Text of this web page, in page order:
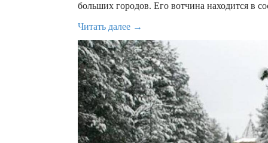
больших городов. Его вотчина находится в
Читать далее →